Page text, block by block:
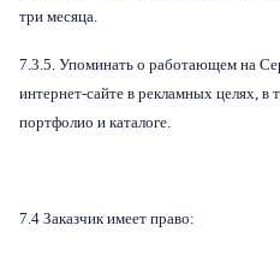
три месяца.
7.3.5. Упоминать о работающем на
интернет-сайте в рекламных целях, в
портфолио и каталоге.
7.4 Заказчик имеет право: